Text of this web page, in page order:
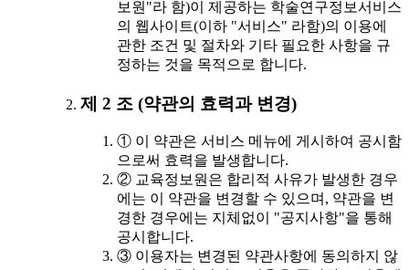
보원"라 함)이 제공하는 학술연구정보서비스
의 웹사이트(이하 "서비스" 라함)의 이용에
관한 조건 및 절차와 기타 필요한 사항을 규
정하는 것을 목적으로 합니다.
제 2 조 (약관의 효력과 변경)
① 이 약관은 서비스 메뉴에 게시하여 공시함
으로써 효력을 발생합니다.
② 교육정보원은 합리적 사유가 발생한 경우
에는 이 약관을 변경할 수 있으며, 약관을 변
경한 경우에는 지체없이 "공지사항"을 통해
공시합니다.
③ 이용자는 변경된 약관사항에 동의하지 않